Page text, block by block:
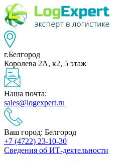
г.Белгород
Королева 2А, к2, 5 этаж
Наша почта:
sales@logexpert.ru
Ваш город: Белгород
+7 (4722) 23-10-30
Сведения об ИТ-деятельности